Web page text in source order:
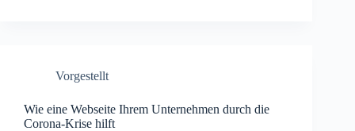
Vorgestellt
Wie eine Webseite Ihrem Unternehmen durch die
Corona-Krise hilft